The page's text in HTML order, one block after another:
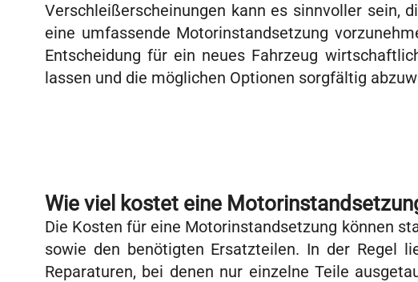
Verschleißerscheinungen kann es sinnvoller sein,
eine umfassende Motorinstandsetzung
Entscheidung für ein neues Fahrzeug
lassen und die möglichen Optionen sorgfältig
Wie viel kostet eine
Die Kosten für eine Motorinstandsetzung können
sowie den benötigten Ersatzteilen. In der Regel
Reparaturen, bei denen nur einzelne Teile